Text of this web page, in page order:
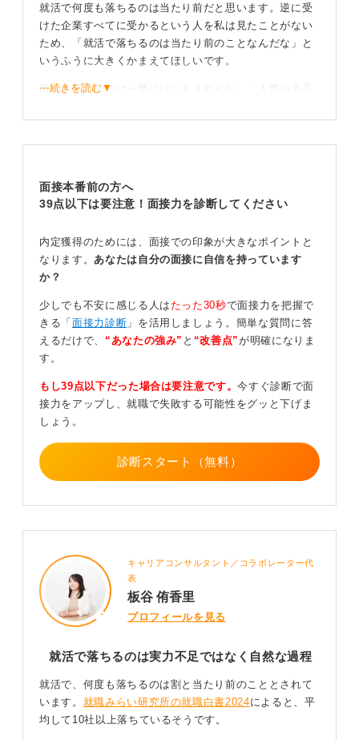
就活で何度も落ちるのは当たり前だと思います。逆に受
けた企業すべてに受かるという人を私は見たことがない
ため、「就活で落ちるのは当たり前のことなんだな」と
いうふうに大きくかまえてほしいです。
落ちる平均の数は一概にはいえませんが、「人気の大手
身がどのような企業を受けているか客観的に見てみると
的に落ちるよね」と数字で納得でき、逆に受かったとき
の手応えもつかむことができます。
この経験が未来の「耐性」を鍛える！
メンタルが不安定になるのも当たり前です。しかし、企
業で働いてからも、アポや契約が取れないといった「断
られる」経験はたくさんあります。
ここでストレス耐性を鍛えられた学生さんは、企業とし
ても「ぜひうちで働いてほしい」と思ってもらえるはず
なので、この就活が、そうした良い機会になっていると
とらえて頑張っていただきたいです。
⋯続きを読む▼
面接本番前の方へ
39点以下は要注意！面接力を診断してください
内定獲得のためには、面接での印象が大きなポイントと
なります。 あなたは自分の面接に自信を持っています
か？
少しでも不安に感じる人は たった30秒で面接力を把握で
きる「 面接力診断 」を活用しましょう。簡単な質問に答
えるだけで、 “あなたの強み” と “改善点”が明確になりま
す。
もし39点以下だった場合は要注意です。今すぐ診断で面
接力をアップし、就職で失敗する可能性をグッと下げま
しょう。
診断スタート（無料）
キャリアコンサルタント／コラボレーター代
表
板谷 侑香里
プロフィールを見る
就活で落ちるのは実力不足ではなく自然な過程
就活で、何度も落ちるのは割と当たり前のこととされて
います。 就職みらい研究所の就職白書2024によると、平
均して10社以上落ちているそうです。